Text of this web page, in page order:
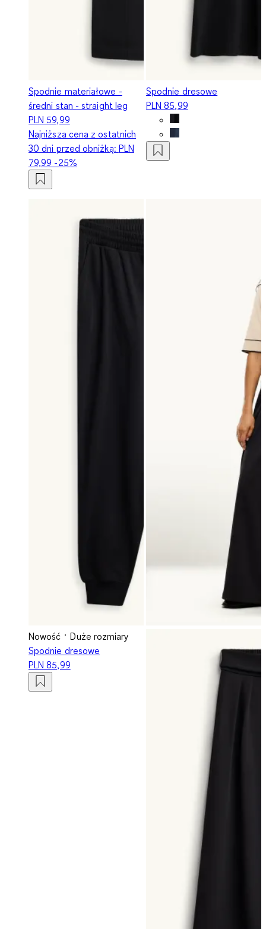
Spodnie materiałowe -
średni stan - straight leg
PLN 59,99
Najniższa cena z ostatnich
30 dni przed obniżką: PLN
79,99 -25%
Spodnie dresowe
PLN 85,99
Nowość
Duże rozmiary
Spodnie dresowe
PLN 85,99